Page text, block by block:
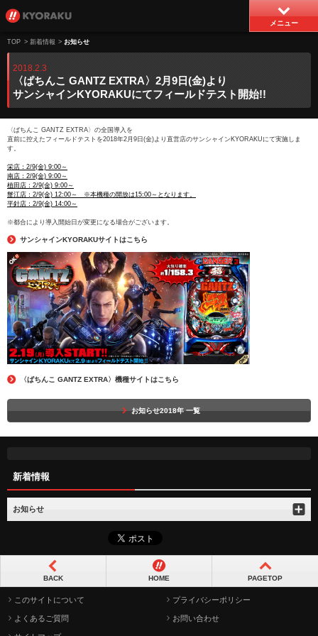
メニュー
TOP > 新着情報 > お知らせ
2018.2.3
〈ぱちんこ GANTZ EXTRA〉2月9日(金)より
サンシャインKYORAKUにてフィールドテスト開始!!
〈ぱちんこ GANTZ EXTRA〉の全国導入を
直前に控えたフィールドテストを2018年2月9日(金)より直営店のサンシャインKYORAKUにて実施しま
す。
栄店：2/9(金) 9:00～
南店：2/9(金) 9:00～
植田店：2/9(金) 9:00～
蟹江店：2/9(金) 12:00～ ※本機種の開放は15:00～となります。
平針店：2/9(金) 14:00～
※都合により導入開始日が変更になる場合がございます。
サンシャインKYORAKUサイトはこちら
〈ぱちんこ GANTZ EXTRA〉機種サイトはこちら
お知らせ2018年 一覧
新着情報
お知らせ
BACK HOME PAGETOP
このサイトについて プライバシーポリシー
よくあるご質問 お問い合わせ